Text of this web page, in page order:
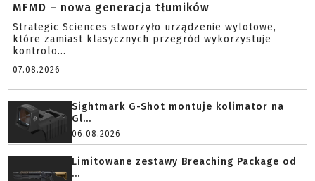
MFMD – nowa generacja tłumików
Strategic Sciences stworzyło urządzenie wylotowe,
które zamiast klasycznych przegród wykorzystuje
kontrolo...
07.08.2026
Sightmark G-Shot montuje kolimator na
Gl...
06.08.2026
Limitowane zestawy Breaching Package od
...